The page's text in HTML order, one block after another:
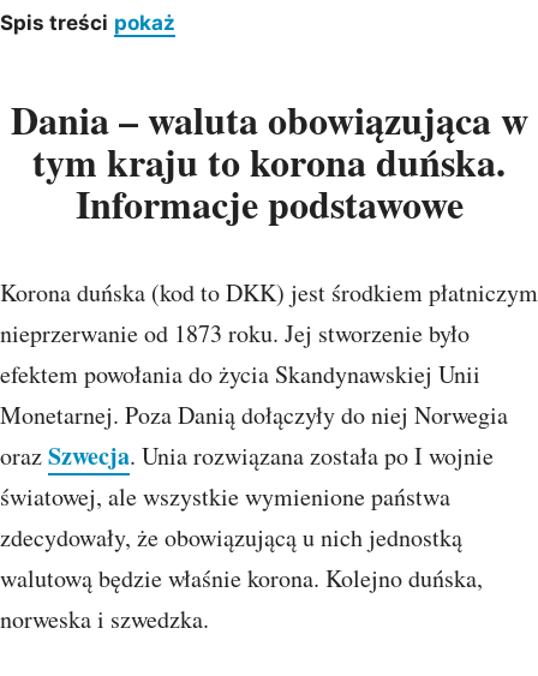
Spis treści pokaż
Dania – waluta obowiązująca w
tym kraju to korona duńska.
Informacje podstawowe
Korona duńska (kod to DKK) jest środkiem płatniczym
nieprzerwanie od 1873 roku. Jej stworzenie było
efektem powołania do życia Skandynawskiej Unii
Monetarnej. Poza Danią dołączyły do niej Norwegia
orazSzwecja. Unia rozwiązana została po I wojnie
światowej, ale wszystkie wymienione państwa
zdecydowały, że obowiązującą u nich jednostką
walutową będzie właśnie korona. Kolejno duńska,
norweska i szwedzka.